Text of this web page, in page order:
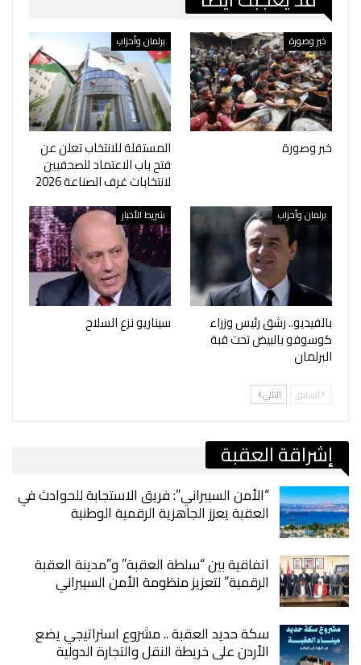
خبر وصورة
خبر وصورة
برلمان وأحزاب
المستقلة للانتخاب تعلن عن
فتح باب الاعتماد للصحفيين
لانتخابات غرف الصناعة 2026
برلمان وأحزاب
بالفيديو.. رشق رئيس وزراء
كوسوفو بالبيض تحت قبة
البرلمان
شريط الأخبار
سيناريو نزع السلاح
السابق التالي
إشراقة العقبة
“الأمن السيبراني”: فريق الاستجابة للحوادث في
العقبة يعزز الجاهزية الرقمية الوطنية
اتفاقية بين “سلطة العقبة” و”مدينة العقبة
الرقمية” لتعزيز منظومة الأمن السيبراني
سكة حديد العقبة .. مشروع استراتيجي يضع
الأردن على خريطة النقل والتجارة الدولية